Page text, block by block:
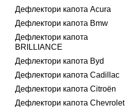
Дефлектори капота Acura
Дефлектори капота Bmw
Дефлектори капота
BRILLIANCE
Дефлектори капота Byd
Дефлектори капота Cadillac
Дефлектори капота Citroën
Дефлектори капота Chevrolet